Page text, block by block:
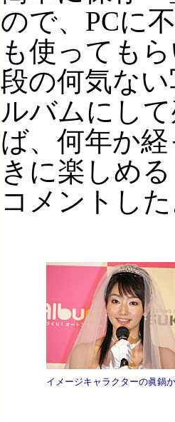
ので、PCに
も使っても
段の何気な
ルバムにし
ば、何年か
きに楽しめ
コメントし
イメージキャラクターの眞鍋